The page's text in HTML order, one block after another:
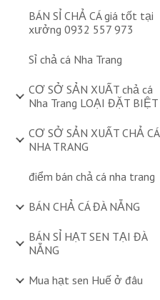
BÁN SỈ CHẢ CÁ giá tốt tại
xưởng 0932 557 973
Sỉ chả cá Nha Trang
CƠ SỞ SẢN XUẤT chả cá
Nha Trang LOẠI ĐẶT BIỆT
CƠ SỞ SẢN XUẤT CHẢ CÁ
NHA TRANG
điểm bán chả cá nha trang
BÁN CHẢ CÁ ĐÀ NẴNG
BÁN SỈ HẠT SEN TẠI ĐÀ
NẴNG
Mua hạt sen Huế ở đâu